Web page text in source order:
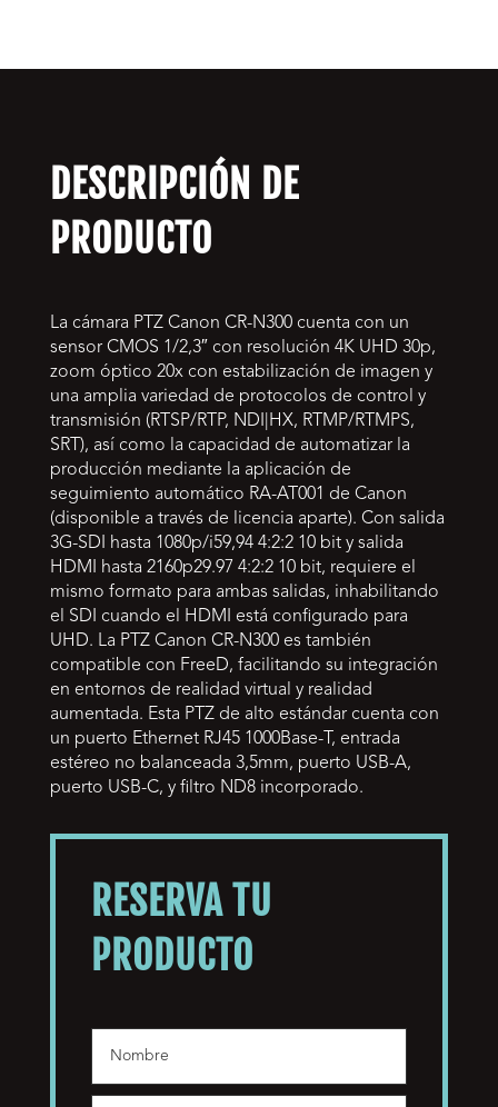
DESCRIPCIÓN DE
PRODUCTO
La cámara PTZ Canon CR-N300 cuenta con un
sensor CMOS 1/2,3″ con resolución 4K UHD 30p,
zoom óptico 20x con estabilización de imagen y
una amplia variedad de protocolos de control y
transmisión (RTSP/RTP, NDI|HX, RTMP/RTMPS,
SRT), así como la capacidad de automatizar la
producción mediante la aplicación de
seguimiento automático RA-AT001 de Canon
(disponible a través de licencia aparte). Con salida
3G-SDI hasta 1080p/i59,94 4:2:2 10 bit y salida
HDMI hasta 2160p29.97 4:2:2 10 bit, requiere el
mismo formato para ambas salidas, inhabilitando
el SDI cuando el HDMI está configurado para
UHD. La PTZ Canon CR-N300 es también
compatible con FreeD, facilitando su integración
en entornos de realidad virtual y realidad
aumentada. Esta PTZ de alto estándar cuenta con
un puerto Ethernet RJ45 1000Base-T, entrada
estéreo no balanceada 3,5mm, puerto USB-A,
puerto USB-C, y filtro ND8 incorporado.
RESERVA TU
PRODUCTO